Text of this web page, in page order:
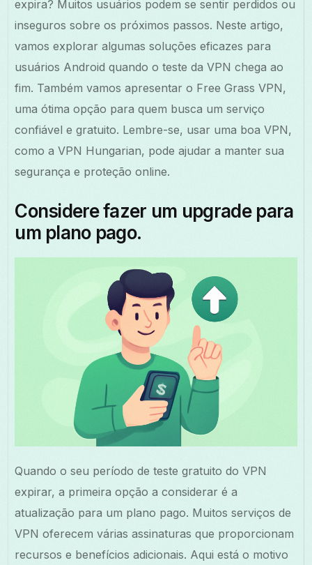
expira? Muitos usuários podem se sentir perdidos ou
inseguros sobre os próximos passos. Neste artigo,
vamos explorar algumas soluções eficazes para
usuários Android quando o teste da VPN chega ao
fim. Também vamos apresentar o Free Grass VPN,
uma ótima opção para quem busca um serviço
confiável e gratuito. Lembre-se, usar uma boa VPN,
como a VPN Hungarian, pode ajudar a manter sua
segurança e proteção online.
Considere fazer um upgrade para
um plano pago.
Quando o seu período de teste gratuito do VPN
expirar, a primeira opção a considerar é a
atualização para um plano pago. Muitos serviços de
VPN oferecem várias assinaturas que proporcionam
recursos e benefícios adicionais. Aqui está o motivo